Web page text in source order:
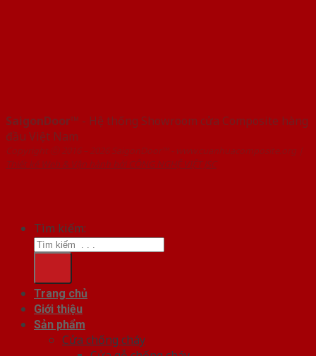
SaigonDoor™ - Hệ thống Showroom cửa Composite hàng
đầu Việt Nam
Copyright ⓒ 2016 – 2026 SaigonDoor™ - www.cuanhuacomposite.org |
Thiết kế Web & Vận hành bởi CÔNG NGHỆ VIỆT JSC
Tìm kiếm:
Trang chủ
Giới thiệu
Sản phẩm
Cửa chống cháy